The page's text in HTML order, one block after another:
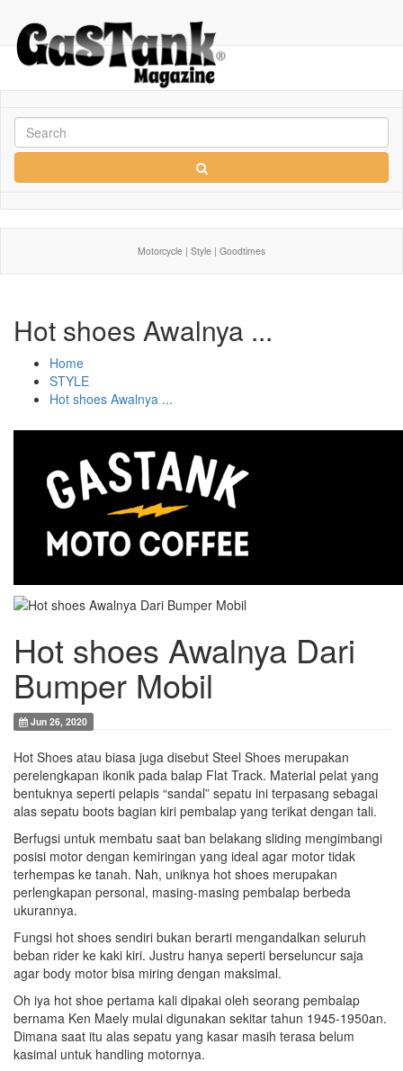
Motorcycle | Style | Goodtimes
Hot shoes Awalnya ...
Home
STYLE
Hot shoes Awalnya ...
Hot shoes Awalnya Dari
Bumper Mobil
Jun 26, 2020
Hot Shoes atau biasa juga disebut Steel Shoes merupakan
perelengkapan ikonik pada balap Flat Track. Material pelat yang
bentuknya seperti pelapis “sandal” sepatu ini terpasang sebagai
alas sepatu boots bagian kiri pembalap yang terikat dengan tali.
Berfugsi untuk membatu saat ban belakang sliding mengimbangi
posisi motor dengan kemiringan yang ideal agar motor tidak
terhempas ke tanah. Nah, uniknya hot shoes merupakan
perlengkapan personal, masing-masing pembalap berbeda
ukurannya.
Fungsi hot shoes sendiri bukan berarti mengandalkan seluruh
beban rider ke kaki kiri. Justru hanya seperti berseluncur saja
agar body motor bisa miring dengan maksimal.
Oh iya hot shoe pertama kali dipakai oleh seorang pembalap
bernama Ken Maely mulai digunakan sekitar tahun 1945-1950an.
Dimana saat itu alas sepatu yang kasar masih terasa belum
kasimal untuk handling motornya.